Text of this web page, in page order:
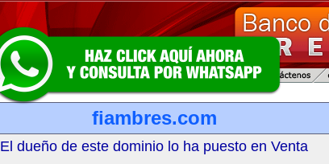
fiambres.com
El dueño de este dominio lo ha puesto en Venta